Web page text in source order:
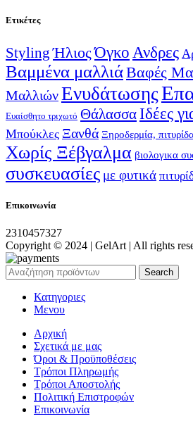
Ετικέτες
Styling Ήλιος Όγκο Ανδρες
Βαμμένα μαλλιάΒαφές
ΜαλλιώνΕνυδάτωσης
Ευαίσθητο τριχωτό ΘάλασσαΙδέες
Μπούκλες Ξανθά Ξηροδερμία,
Χωρίς Ξέβγαλμα βιολογικα
συσκευασίες με φυτικά
Επικοινωνία
2310457327
Copyright © 2024 | GelArt | All rights
Search
Κατηγοριες
Μενου
Αρχική
Σχετικά με μας
Όροι & Προϋποθέσεις
Τρόποι Πληρωμής
Τρόποι Αποστολής
Πολιτική Επιστροφών
Επικοινωνία